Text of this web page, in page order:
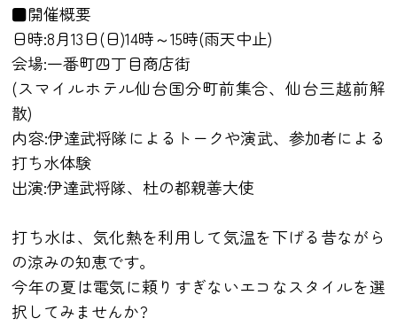
■開催概要
日時:8月13日(日)14時～15時(雨天中止)
会場:一番町四丁目商店街
(スマイルホテル仙台国分町前集合、仙台三越前解
散)
内容:伊達武将隊によるトークや演武、参加者による
打ち水体験
出演:伊達武将隊、杜の都親善大使
打ち水は、気化熱を利用して気温を下げる昔ながら
の涼みの知恵です。
今年の夏は電気に頼りすぎないエコなスタイルを選
択してみませんか?